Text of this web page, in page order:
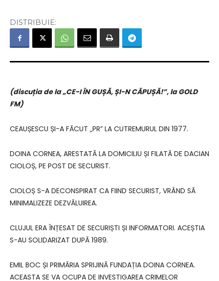
DISTRIBUIE:
(discuția de la „CE-I ÎN GUȘĂ, ȘI-N CĂPUȘĂ!”, la GOLD
FM)
CEAUȘESCU ȘI-A FĂCUT „PR” LA CUTREMURUL DIN 1977.
DOINA CORNEA, ARESTATĂ LA DOMICILIU ȘI FILATĂ DE DACIAN
CIOLOȘ, PE POST DE SECURIST.
CIOLOȘ S-A DECONSPIRAT CA FIIND SECURIST, VRÂND SĂ
MINIMALIZEZE DEZVĂLUIREA.
CLUJUL ERA ÎNȚESAT DE SECURIȘTI ȘI INFORMATORI. ACEȘTIA
S-AU SOLIDARIZAT DUPĂ 1989.
EMIL BOC ȘI PRIMĂRIA SPRIJINĂ FUNDAȚIA DOINA CORNEA.
ACEASTA SE VA OCUPA DE INVESTIGAREA CRIMELOR